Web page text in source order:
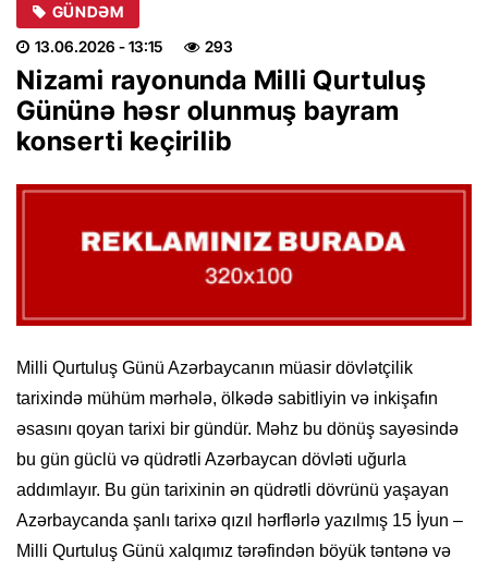
GÜNDƏM
13.06.2026 - 13:15 293
Nizami rayonunda Milli Qurtuluş
Gününə həsr olunmuş bayram
konserti keçirilib
Milli Qurtuluş Günü Azərbaycanın müasir dövlətçilik
tarixində mühüm mərhələ, ölkədə sabitliyin və inkişafın
əsasını qoyan tarixi bir gündür. Məhz bu dönüş sayəsində
bu gün güclü və qüdrətli Azərbaycan dövləti uğurla
addımlayır. Bu gün tarixinin ən qüdrətli dövrünü yaşayan
Azərbaycanda şanlı tarixə qızıl hərflərlə yazılmış 15 İyun –
Milli Qurtuluş Günü xalqımız tərəfindən böyük təntənə və